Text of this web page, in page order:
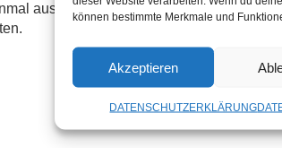
können bestimmte Merkmale und
Akzeptieren
DATENSCHUTZERKLÄRUNG
ausfallen, erhalten Sie